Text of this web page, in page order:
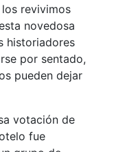
revivimos
novedosa
historiadores
por sentado,
pueden dejar
votación de
fue